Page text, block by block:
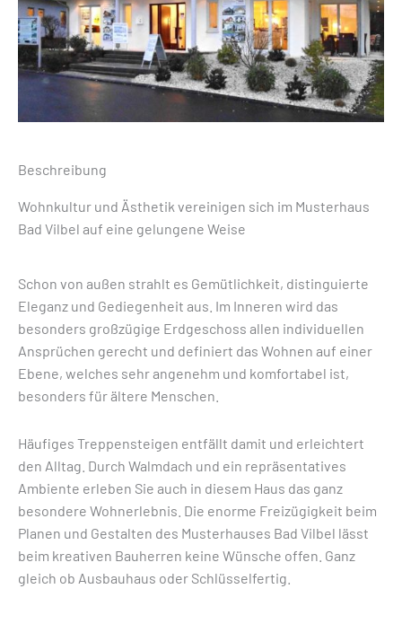
Beschreibung
Wohnkultur und Ästhetik vereinigen sich im Musterhaus
Bad Vilbel auf eine gelungene Weise
Schon von außen strahlt es Gemütlichkeit, distinguierte
Eleganz und Gediegenheit aus. Im Inneren wird das
besonders großzügige Erdgeschoss allen individuellen
Ansprüchen gerecht und definiert das Wohnen auf einer
Ebene, welches sehr angenehm und komfortabel ist,
besonders für ältere Menschen.
Häufiges Treppensteigen entfällt damit und erleichtert
den Alltag. Durch Walmdach und ein repräsentatives
Ambiente erleben Sie auch in diesem Haus das ganz
besondere Wohnerlebnis. Die enorme Freizügigkeit beim
Planen und Gestalten des Musterhauses Bad Vilbel lässt
beim kreativen Bauherren keine Wünsche offen. Ganz
gleich ob Ausbauhaus oder Schlüsselfertig.